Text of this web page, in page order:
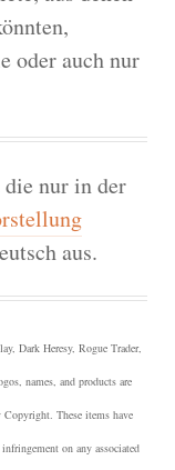
oder auch nur
nur in der
aus.
Dark Heresy, Rogue Trader,
names, and products are
Copyright. These items have
on any associated